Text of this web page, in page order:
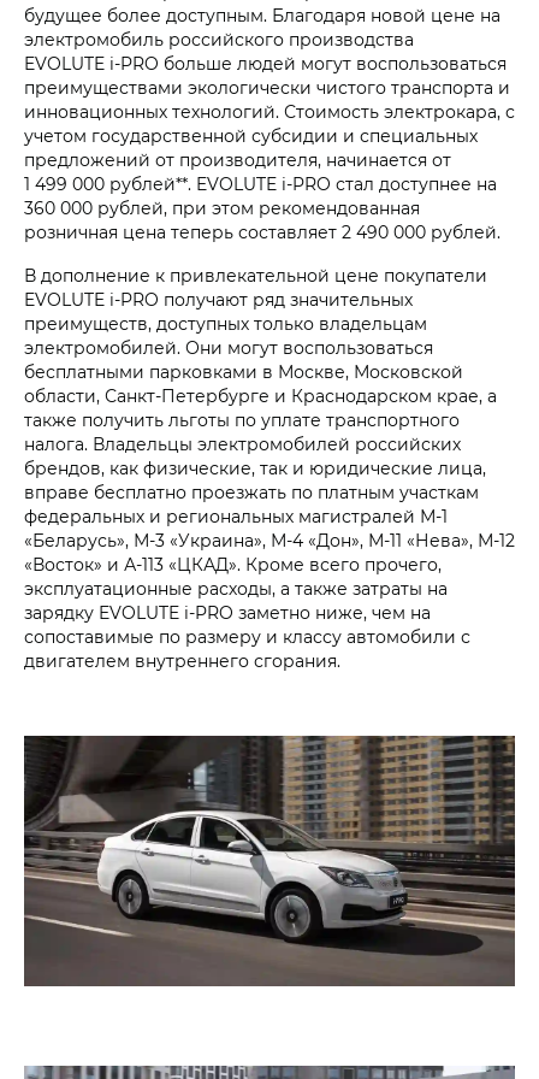
будущее более доступным. Благодаря новой цене на
электромобиль российского производства
EVOLUTE i‑PRO больше людей могут воспользоваться
преимуществами экологически чистого транспорта и
инновационных технологий. Стоимость электрокара, с
учетом государственной субсидии и специальных
предложений от производителя, начинается от
1 499 000 рублей**. EVOLUTE i‑PRO стал доступнее на
360 000 рублей, при этом рекомендованная
розничная цена теперь составляет 2 490 000 рублей.
В дополнение к привлекательной цене покупатели
EVOLUTE i‑PRO получают ряд значительных
преимуществ, доступных только владельцам
электромобилей. Они могут воспользоваться
бесплатными парковками в Москве, Московской
области, Санкт-Петербурге и Краснодарском крае, а
также получить льготы по уплате транспортного
налога. Владельцы электромобилей российских
брендов, как физические, так и юридические лица,
вправе бесплатно проезжать по платным участкам
федеральных и региональных магистралей М-1
«Беларусь», М-3 «Украина», М-4 «Дон», М-11 «Нева», М-12
«Восток» и А-113 «ЦКАД». Кроме всего прочего,
эксплуатационные расходы, а также затраты на
зарядку EVOLUTE i‑PRO заметно ниже, чем на
сопоставимые по размеру и классу автомобили с
двигателем внутреннего сгорания.